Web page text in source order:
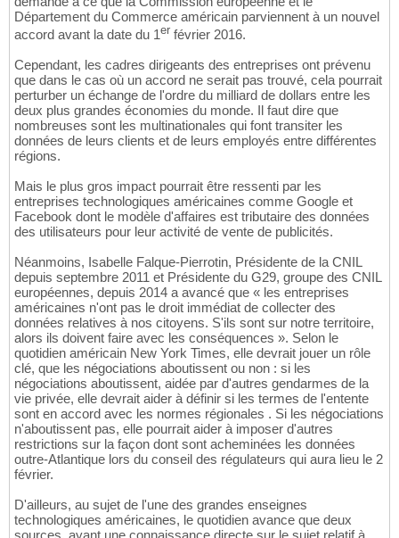
Département du Commerce américain parviennent à un nouvel
accord avant la date du 1er février 2016.
Cependant, les cadres dirigeants des entreprises ont prévenu
que dans le cas où un accord ne serait pas trouvé, cela pourrait
perturber un échange de l'ordre du milliard de dollars entre les
deux plus grandes économies du monde. Il faut dire que
nombreuses sont les multinationales qui font transiter les
données de leurs clients et de leurs employés entre différentes
régions.
Mais le plus gros impact pourrait être ressenti par les
entreprises technologiques américaines comme Google et
Facebook dont le modèle d'affaires est tributaire des données
des utilisateurs pour leur activité de vente de publicités.
Néanmoins, Isabelle Falque-Pierrotin, Présidente de la CNIL
depuis septembre 2011 et Présidente du G29, groupe des CNIL
européennes, depuis 2014 a avancé que « les entreprises
américaines n'ont pas le droit immédiat de collecter des
données relatives à nos citoyens. S'ils sont sur notre territoire,
alors ils doivent faire avec les conséquences ». Selon le
quotidien américain New York Times, elle devrait jouer un rôle
clé, que les négociations aboutissent ou non : si les
négociations aboutissent, aidée par d'autres gendarmes de la
vie privée, elle devrait aider à définir si les termes de l'entente
sont en accord avec les normes régionales . Si les négociations
n'aboutissent pas, elle pourrait aider à imposer d'autres
restrictions sur la façon dont sont acheminées les données
outre-Atlantique lors du conseil des régulateurs qui aura lieu le 2
février.
D'ailleurs, au sujet de l'une des grandes enseignes
technologiques américaines, le quotidien avance que deux
sources, ayant une connaissance directe sur le sujet relatif à